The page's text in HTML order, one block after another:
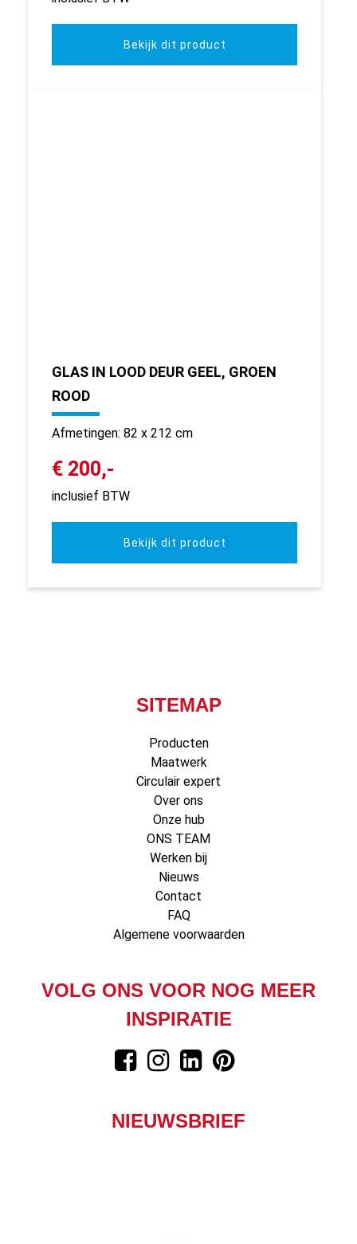
Bekijk dit product
GLAS IN LOOD DEUR GEEL, GROEN
ROOD
Afmetingen: 82 x 212 cm
€ 200,-
inclusief BTW
Bekijk dit product
SITEMAP
Producten
Maatwerk
Circulair expert
Over ons
Onze hub
ONS TEAM
Werken bij
Nieuws
Contact
FAQ
Algemene voorwaarden
VOLG ONS VOOR NOG MEER
INSPIRATIE
NIEUWSBRIEF